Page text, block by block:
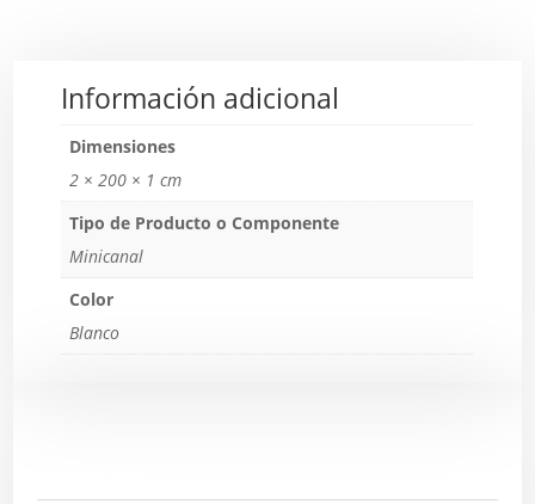
Información adicional
Dimensiones
2 × 200 × 1 cm
Tipo de Producto o Componente
Minicanal
Color
Blanco